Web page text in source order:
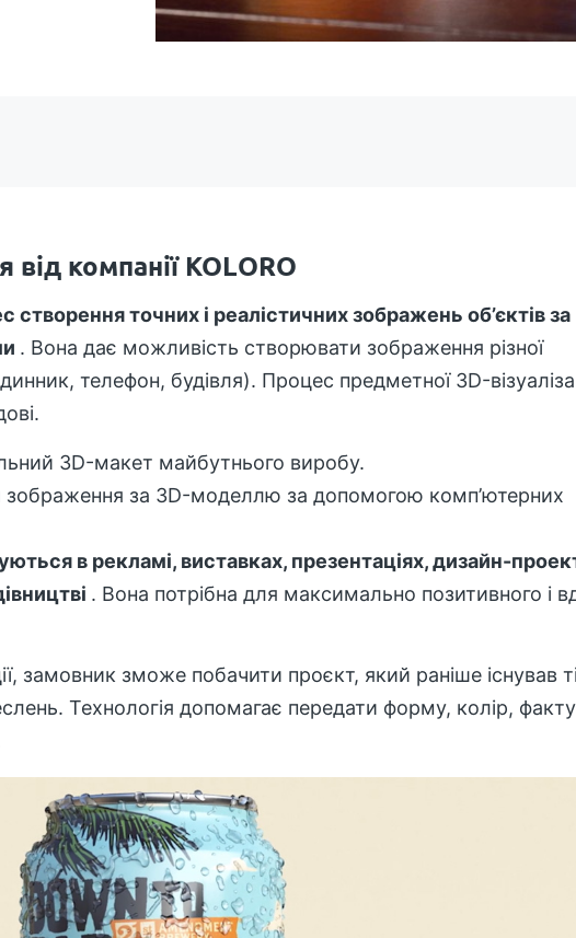
від компанії KOLORO
створення точних і реалістичних зображень об’єктів за
. Вона дає можливість створювати зображення різної
телефон, будівля). Процес предметної 3D-
3D-макет майбутнього виробу.
зображення за 3D-моделлю за допомогою комп’ютерних
в рекламі, виставках, презентаціях, дизайн-
. Вона потрібна для максимально позитивного і
замовник зможе побачити проєкт, який раніше існував
Технологія допомагає передати форму, колір,